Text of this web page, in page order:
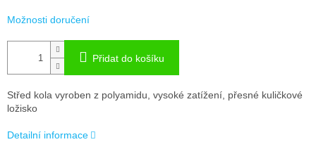
Možnosti doručení
Přidat do košíku
Střed kola vyroben z polyamidu, vysoké zatížení, přesné kuličkové
ložisko
Detailní informace